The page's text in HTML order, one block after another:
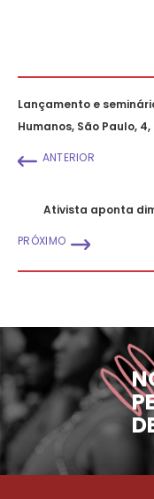
Lançamento e
Humanos, São Paulo, 4,
ANTERIOR
Ativista aponta
PRÓXIMO